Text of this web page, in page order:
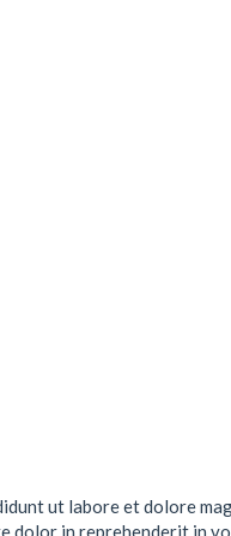
ut labore et dolore
in reprehenderit in